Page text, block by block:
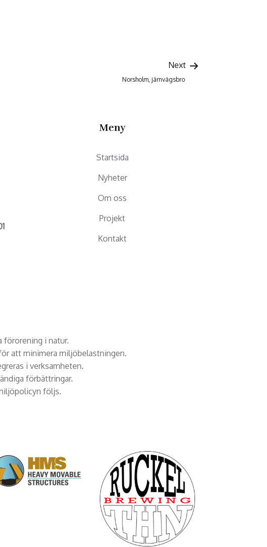
Next
Norsholm, järnvägsbro
Meny
Startsida
Nyheter
Om oss
Projekt
Kontakt
förorening i natur.
att minimera miljöbelastningen.
i verksamheten.
förbättringar.
följs.